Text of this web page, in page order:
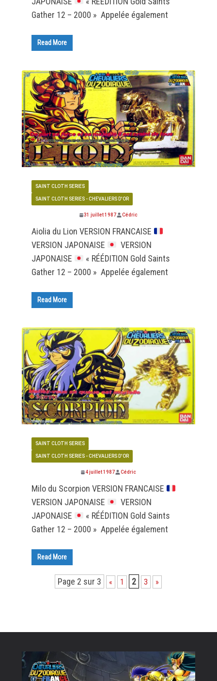
Gather 12 – 2000 » Appelée également
Read More
SAINT CLOTH SERIES
SAINT CLOTH SERIES - CHEVALIERS D'OR
31 juillet 1987 Cédric
Aiolia du Lion VERSION FRANCAISE
VERSION JAPONAISE
VERSION
JAPONAISE
« RÉÉDITION Gold Saints
Gather 12 – 2000 » Appelée également
Read More
SAINT CLOTH SERIES
SAINT CLOTH SERIES - CHEVALIERS D'OR
4 juillet 1987 Cédric
Milo du Scorpion VERSION FRANCAISE
VERSION JAPONAISE
VERSION
JAPONAISE
« RÉÉDITION Gold Saints
Gather 12 – 2000 » Appelée également
Read More
Page 2 sur 3 « 1 2 3 »